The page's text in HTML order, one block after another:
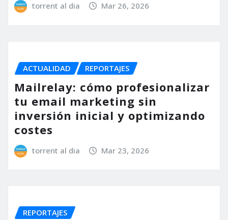
torrent al dia Mar 26, 2026
ACTUALIDAD REPORTAJES
Mailrelay: cómo profesionalizar
tu email marketing sin
inversión inicial y optimizando
costes
torrent al dia Mar 23, 2026
REPORTAJES